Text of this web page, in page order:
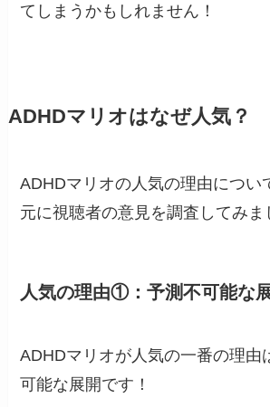
てしまうかもしれません！
ADHDマリオはなぜ人気？
ADHDマリオの人気の理由につい
元に視聴者の意見を調査してみま
人気の理由①：予測不可能な
ADHDマリオが人気の一番の理由
可能な展開です！